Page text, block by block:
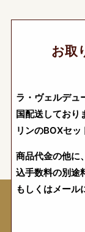
お取
ラ・ヴェルデュ
国配送しており
リンのBOXセッ
商品代金の他に
込手数料の別途
もしくはメール